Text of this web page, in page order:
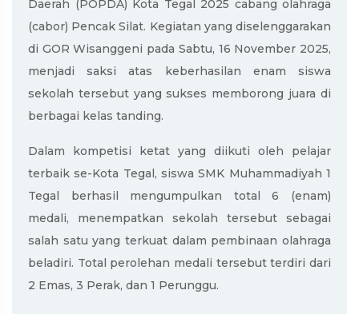
Daerah (POPDA) Kota Tegal 2025 cabang olahraga
(cabor) Pencak Silat. Kegiatan yang diselenggarakan
di GOR Wisanggeni pada Sabtu, 16 November 2025,
menjadi saksi atas keberhasilan enam siswa
sekolah tersebut yang sukses memborong juara di
berbagai kelas tanding.
Dalam kompetisi ketat yang diikuti oleh pelajar
terbaik se-Kota Tegal, siswa SMK Muhammadiyah 1
Tegal berhasil mengumpulkan total 6 (enam)
medali, menempatkan sekolah tersebut sebagai
salah satu yang terkuat dalam pembinaan olahraga
beladiri. Total perolehan medali tersebut terdiri dari
2 Emas, 3 Perak, dan 1 Perunggu.